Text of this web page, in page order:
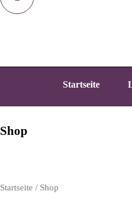
Startseite
Shop
Startseite / Shop